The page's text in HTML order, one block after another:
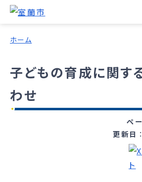
ホーム
子どもの育成に関す
わせ
ペ
更新日